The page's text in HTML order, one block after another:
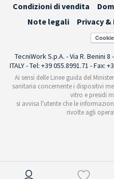
Condizioni di vendita
Note legali
Privacy &
TecniWork S.p.A. - Via R. Benini
ITALY - Tel: +39 055.8991.71 - Fax:
Ai sensi delle Linee guida del
sanitaria concernente i dispositivi
vitro e presidi
si avvisa l'utente che le
rivolte agli